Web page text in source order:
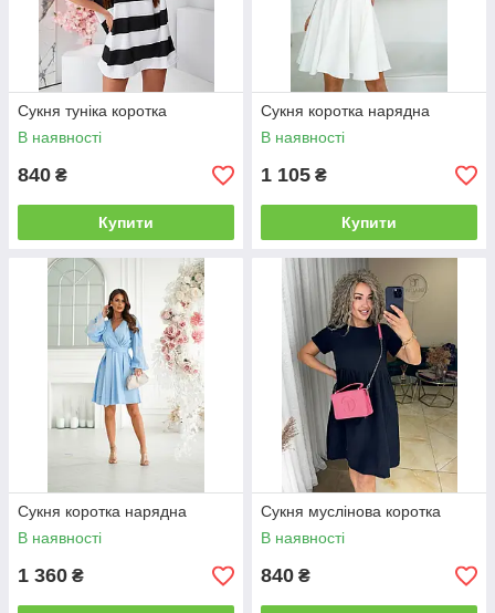
Сукня туніка коротка
В наявності
840 ₴
Купити
Сукня коротка нарядна
В наявності
1 105 ₴
Купити
Сукня коротка нарядна
В наявності
1 360 ₴
Сукня муслінова коротка
В наявності
840 ₴